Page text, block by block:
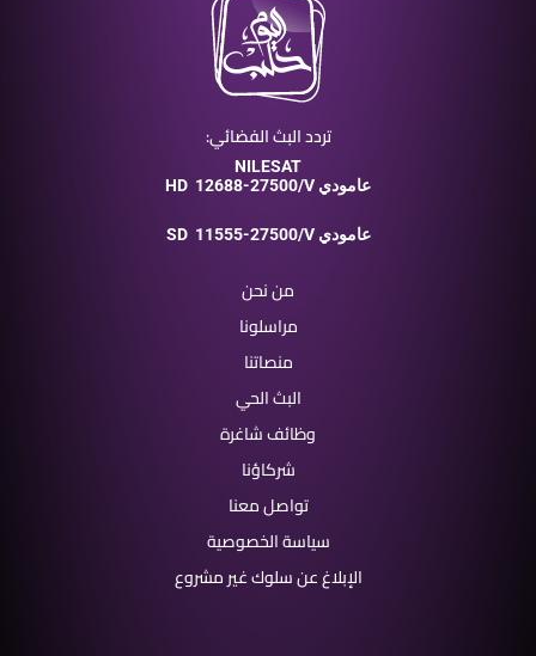
تردد البث الفضائي:
NILESAT
HD
12688-27500/V عامودي
SD 11555-27500/V عامودي
من نحن
مراسلونا
منصاتنا
البث الحي
وظائف شاغرة
شركاؤنا
تواصل معنا
سياسة الخصوصية
الإبلاغ عن سلوك غير مشروع